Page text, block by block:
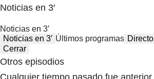
Noticias en 3′
Noticias en 3′
Noticias en 3′ Últimos programas Directo
Cerrar
Otros episodios